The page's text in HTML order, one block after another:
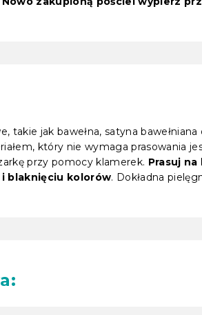
takie jak bawełna, satyna bawełniana
który nie wymaga prasowania
przy pomocy klamerek. Prasuj na
blaknięciu kolorów. Dokładna